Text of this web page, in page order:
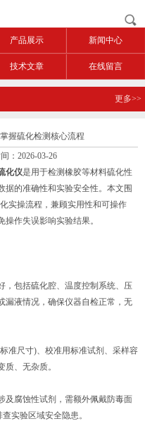
产品展示 新闻中心
技术文章 在线留言
更多>>
握硫化检测核心流程
：2026-03-26
化仪是用于检测橡胶等材料硫化性
据的准确性和实验安全性。本文围
实操流程，兼顾实用性和可操作
作失误影响实验结果。
包括硫化腔、温度控制系统、压
漏液情况，确保仪器自检正常，无
尺寸)、校准用标准试剂、采样容
、无杂质。
腐蚀性试剂，需额外佩戴防毒面
实验区域安全隐患。